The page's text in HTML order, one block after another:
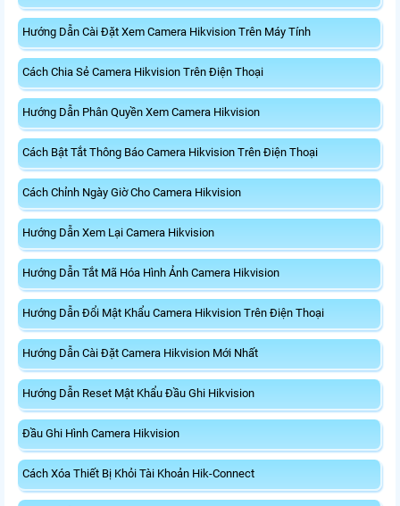
Hướng Dẫn Cài Đặt Xem Camera Hikvision Trên Máy Tính
Cách Chia Sẻ Camera Hikvision Trên Điện Thoại
Hướng Dẫn Phân Quyền Xem Camera Hikvision
Cách Bật Tắt Thông Báo Camera Hikvision Trên Điện Thoại
Cách Chỉnh Ngày Giờ Cho Camera Hikvision
Hướng Dẫn Xem Lại Camera Hikvision
Hướng Dẫn Tắt Mã Hóa Hình Ảnh Camera Hikvision
Hướng Dẫn Đổi Mật Khẩu Camera Hikvision Trên Điện Thoại
Hướng Dẫn Cài Đặt Camera Hikvision Mới Nhất
Hướng Dẫn Reset Mật Khẩu Đầu Ghi Hikvision
Đầu Ghi Hình Camera Hikvision
Cách Xóa Thiết Bị Khỏi Tài Khoản Hik-Connect